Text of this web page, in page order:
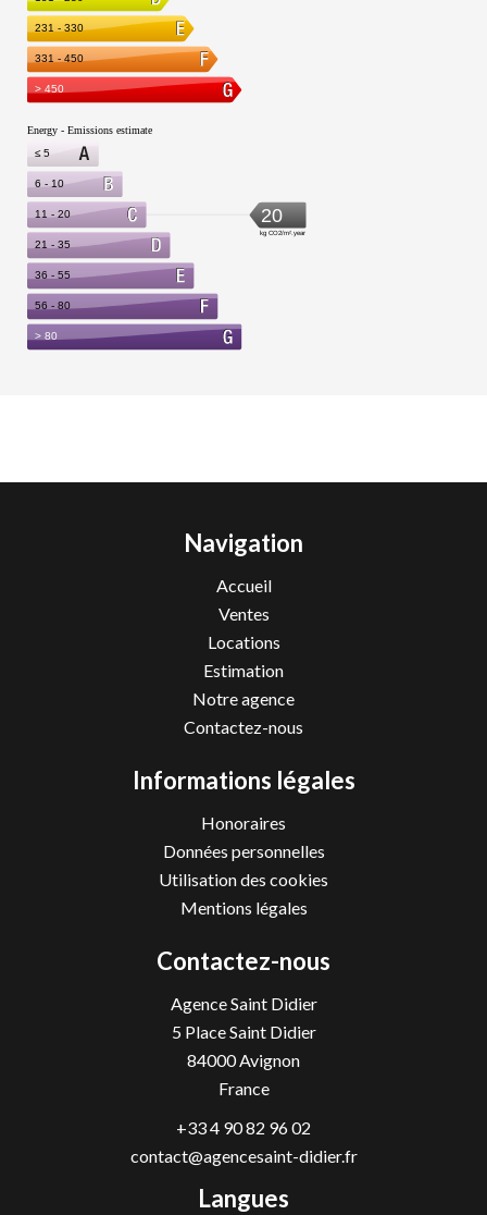
Navigation
Accueil
Ventes
Locations
Estimation
Notre agence
Contactez-nous
Informations légales
Honoraires
Données personnelles
Utilisation des cookies
Mentions légales
Contactez-nous
Agence Saint Didier
5 Place Saint Didier
84000Avignon
France
+33 4 90 82 96 02
contact@agencesaint-didier.fr
Langues